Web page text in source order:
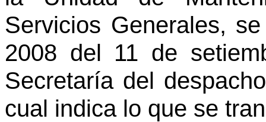
Servicios Generales,
2008 del 11 de
Secretaría del
cual indica lo que se